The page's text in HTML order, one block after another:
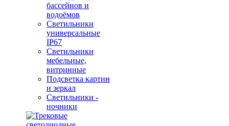
бассейнов и
водоёмов
Светильники
универсальные
IP67
Светильники
мебельные,
витринные
Подсветка картин
и зеркал
Светильники -
ночники